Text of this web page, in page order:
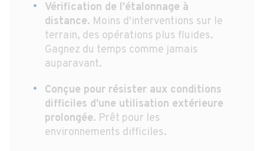
Vérification de l'étalonnage à
distance. Moins d'interventions sur le
terrain, des opérations plus fluides.
Gagnez du temps comme jamais
auparavant.
Conçue pour résister aux conditions
difficiles d'une utilisation extérieure
prolongée. Prêt pour les
environnements difficiles.